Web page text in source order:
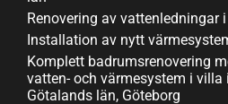
Renovering av vattenledningar
Installation av nytt
Komplett badrumsrenovering
vatten- och värmesystem i villa
Götalands län, Göteborg